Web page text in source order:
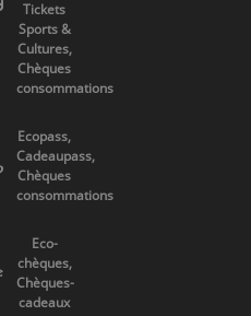
Tickets
Sports &
Cultures,
Chèques
consommations
Ecopass,
Cadeaupass,
Chèques
consommations
Eco-
chèques,
Chèques-
cadeaux